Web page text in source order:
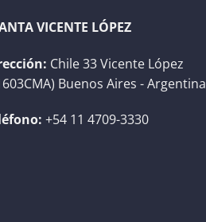
VICENTE LÓPEZ
Chile 33 Vicente López
Buenos Aires - Argentina
+54 11 4709-3330